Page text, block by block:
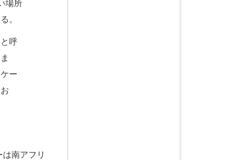
場所
。
呼
ー
南アフリ